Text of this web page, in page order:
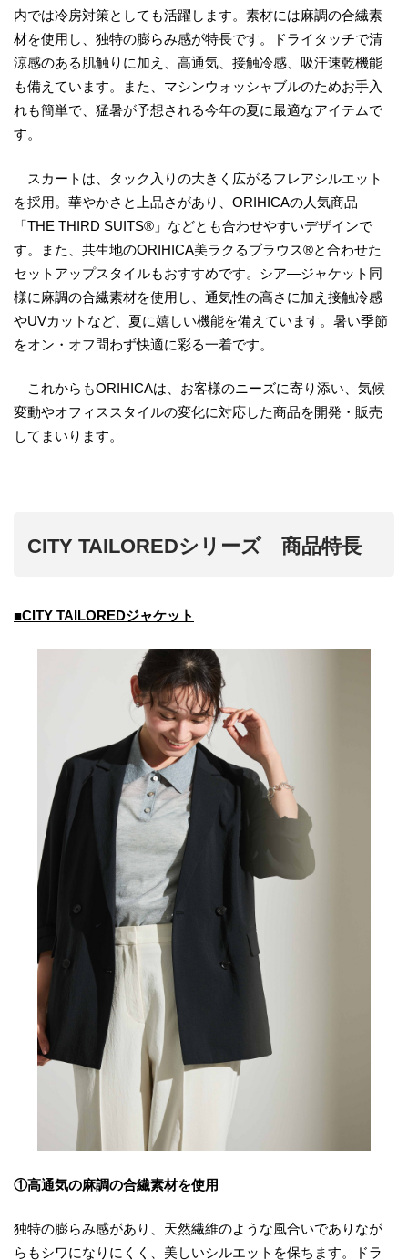
内では冷房対策としても活躍します。素材には麻調の合繊素
材を使用し、独特の膨らみ感が特長です。ドライタッチで清
涼感のある肌触りに加え、高通気、接触冷感、吸汗速乾機能
も備えています。また、マシンウォッシャブルのためお手入
れも簡単で、猛暑が予想される今年の夏に最適なアイテムで
す。
スカートは、タック入りの大きく広がるフレアシルエット
を採用。華やかさと上品さがあり、ORIHICAの人気商品
「THE THIRD SUITS®」などとも合わせやすいデザインで
す。また、共生地のORIHICA美ラクるブラウス®と合わせた
セットアップスタイルもおすすめです。シア―ジャケット同
様に麻調の合繊素材を使用し、通気性の高さに加え接触冷感
やUVカットなど、夏に嬉しい機能を備えています。暑い季節
をオン・オフ問わず快適に彩る一着です。
これからもORIHICAは、お客様のニーズに寄り添い、気候
変動やオフィススタイルの変化に対応した商品を開発・販売
してまいります。
CITY TAILOREDシリーズ 商品特長
■CITY TAILOREDジャケット
①高通気の麻調の合繊素材を使用
独特の膨らみ感があり、天然繊維のような風合いでありなが
らもシワになりにくく、美しいシルエットを保ちます。ドラ